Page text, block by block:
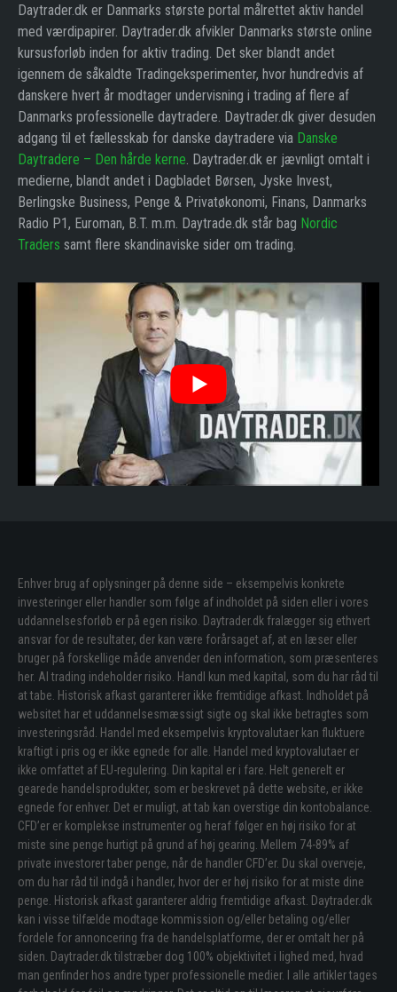
Daytrader.dk er Danmarks største portal målrettet aktiv handel
med værdipapirer. Daytrader.dk afvikler Danmarks største online
kursusforløb inden for aktiv trading. Det sker blandt andet
igennem de såkaldte Tradingeksperimenter, hvor hundredvis af
danskere hvert år modtager undervisning i trading af flere af
Danmarks professionelle daytradere. Daytrader.dk giver desuden
adgang til et fællesskab for danske daytradere via Danske
Daytradere – Den hårde kerne. Daytrader.dk er jævnligt omtalt i
medierne, blandt andet i Dagbladet Børsen, Jyske Invest,
Berlingske Business, Penge & Privatøkonomi, Finans, Danmarks
Radio P1, Euroman, B.T. m.m. Daytrade.dk står bag Nordic
Traders samt flere skandinaviske sider om trading.
Enhver brug af oplysninger på denne side – eksempelvis konkrete
investeringer eller handler som følge af indholdet på siden eller i vores
uddannelsesforløb er på egen risiko. Daytrader.dk fralægger sig ethvert
ansvar for de resultater, der kan være forårsaget af, at en læser eller
bruger på forskellige måde anvender den information, som præsenteres
her. Al trading indeholder risiko. Handl kun med kapital, som du har råd til
at tabe. Historisk afkast garanterer ikke fremtidige afkast. Indholdet på
websitet har et uddannelsesmæssigt sigte og skal ikke betragtes som
investeringsråd. Handel med eksempelvis kryptovalutaer kan fluktuere
kraftigt i pris og er ikke egnede for alle. Handel med kryptovalutaer er
ikke omfattet af EU-regulering. Din kapital er i fare. Helt generelt er
gearede handelsprodukter, som er beskrevet på dette website, er ikke
egnede for enhver. Det er muligt, at tab kan overstige din kontobalance.
CFD’er er komplekse instrumenter og heraf følger en høj risiko for at
miste sine penge hurtigt på grund af høj gearing. Mellem 74-89% af
private investorer taber penge, når de handler CFD’er. Du skal overveje,
om du har råd til indgå i handler, hvor der er høj risiko for at miste dine
penge. Historisk afkast garanterer aldrig fremtidige afkast. Daytrader.dk
kan i visse tilfælde modtage kommission og/eller betaling og/eller
fordele for annoncering fra de handelsplatforme, der er omtalt her på
siden. Daytrader.dk tilstræber dog 100% objektivitet i lighed med, hvad
man genfinder hos andre typer professionelle medier. I alle artikler tages